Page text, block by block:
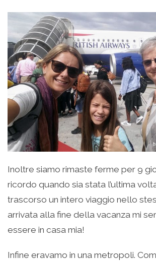
Inoltre siamo rimaste ferme per 9
ricordo quando sia stata l’ultima
trascorso un intero viaggio nello
arrivata alla fine della vacanza mi
essere in casa mia!
Infine eravamo in una metropoli.